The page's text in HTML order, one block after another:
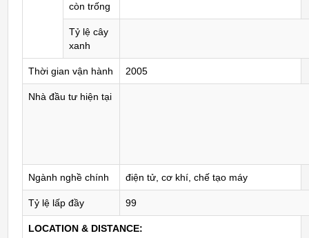
còn trống
Tỷ lệ cây
xanh
Thời gian vận hành 2005
Nhà đầu tư hiện tại
Ngành nghề chính điện tử, cơ khí, chế tạo máy
Tỷ lệ lấp đầy 99
LOCATION & DISTANCE: